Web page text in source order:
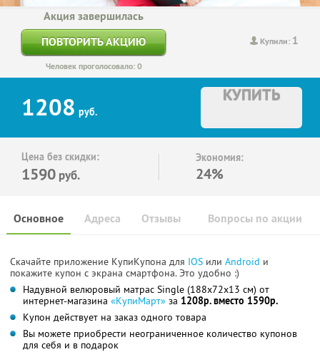
Купили: 1
Акция завершилась
ПОВТОРИТЬ АКЦИЮ
Человек проголосовало: 0
1208 руб.
КУПИТЬ
Цена без скидки:
1590 руб.
Экономия:
24%
Основное Отзывы Вопросы по акции
Адреса
Скачайте приложение КупиКупона для IOS или Android и
покажите купон с экрана смартфона. Это удобно :)
Надувной велюровый матрас Single (188x72x13 см) от
интернет-магазина «КупиМарт» за 1208р. вместо 1590р.
Купон действует на заказ одного товара
Вы можете приобрести неограниченное количество купонов
для себя и в подарок